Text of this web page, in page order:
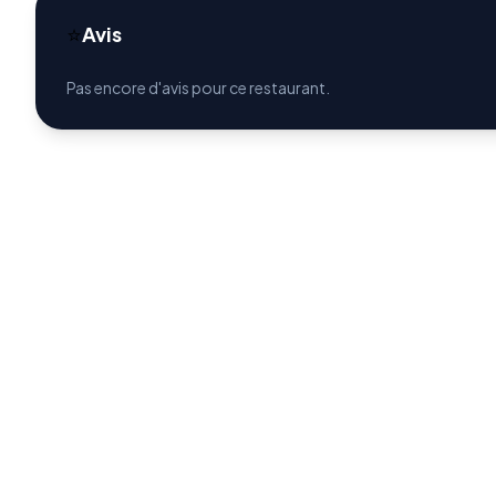
⭐Avis
Pas encore d'avis pour ce restaurant.